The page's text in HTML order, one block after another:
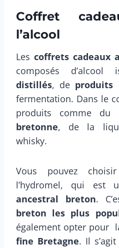
Coffret
l’alcool
Les coffrets cadeaux
composés
distillés, de produits
fermentation. Dans le
produits comme
bretonne, de la
whisky.
Vous pouvez
l’hydromel, qui est
ancestral breton.
breton les plus
également opter pour
fine Bretagne. Il